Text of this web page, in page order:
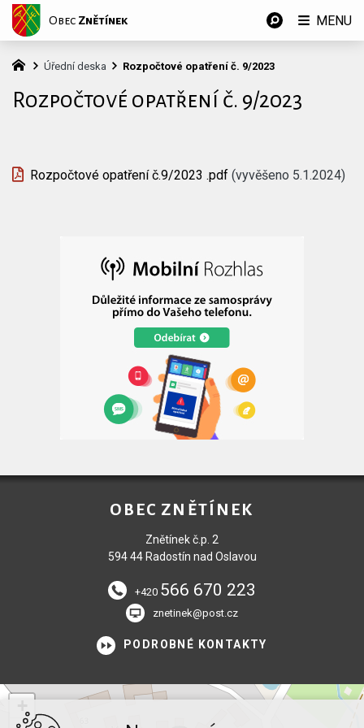
Úřední deska Rozpočtové opatření č. 9/2023
Rozpočtové opatření č. 9/2023
Rozpočtové opatření č.9/2023 .pdf(vyvěšeno 5.1.2024)
OBEC ZNĚTÍNEK
Znětínek č.p. 2
594 44 Radostín nad Oslavou
+420 566 670 223
znetinek@post.cz
PODROBNÉ KONTAKTY
Obec Znětínek MENU